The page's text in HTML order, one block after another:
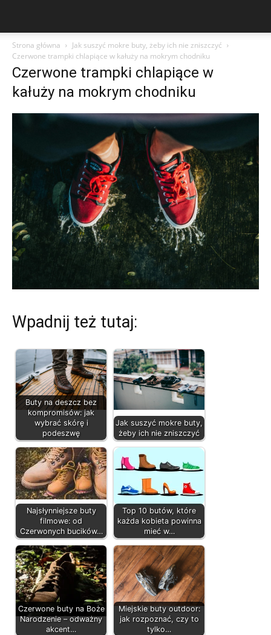
Strona główna
Jak suszyć mokre buty, żeby ich nie zniszczyć
Czerwone trampki chlapiące w kałuży na mokrym chodniku
Czerwone trampki chlapiące w
kałuży na mokrym chodniku
Wpadnij też tutaj:
Buty na deszcz bez
kompromisów: jak
wybrać skórę i
podeszwę
Jak suszyć mokre buty,
żeby ich nie zniszczyć
Najsłynniejsze buty
filmowe: od
Czerwonych bucików…
Top 10 butów, które
każda kobieta powinna
mieć w…
Czerwone buty na Boże
Narodzenie – odważny
akcent…
Miejskie buty outdoor:
jak rozpoznać, czy to
tylko…